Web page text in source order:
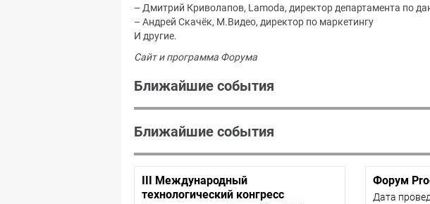
– Дмитрий Криволапов, Lamoda, директор департамента по
– Андрей Скачёк, М.Видео, директор по маркетингу
И другие.
Сайт и программа Форума
Ближайшие события
Ближайшие события
III Международный
технологический конгресс
Форум
Дата